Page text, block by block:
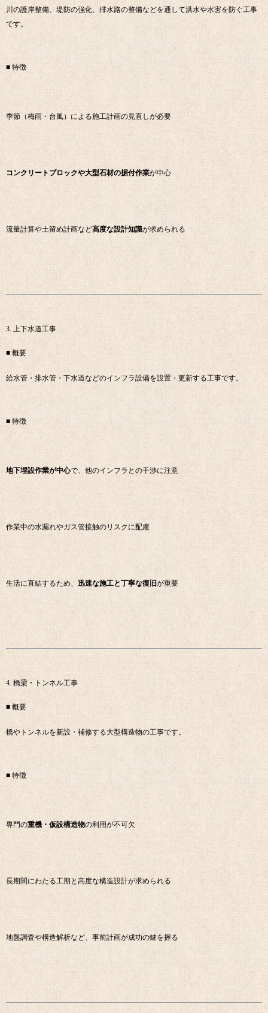
川の護岸整備、堤防の強化、排水路の整備などを通して洪水や水害を防ぐ工事
です。
■ 特徴
季節（梅雨・台風）による施工計画の見直しが必要
コンクリートブロックや大型石材の据付作業が中心
流量計算や土留め計画など高度な設計知識が求められる
3. 上下水道工事
■ 概要
給水管・排水管・下水道などのインフラ設備を設置・更新する工事です。
■ 特徴
地下埋設作業が中心で、他のインフラとの干渉に注意
作業中の水漏れやガス管接触のリスクに配慮
生活に直結するため、 迅速な施工と丁寧な復旧が重要
4. 橋梁・トンネル工事
■ 概要
橋やトンネルを新設・補修する大型構造物の工事です。
■ 特徴
専門の重機・仮設構造物の利用が不可欠
長期間にわたる工期と高度な構造設計が求められる
地盤調査や構造解析など、事前計画が成功の鍵を握る